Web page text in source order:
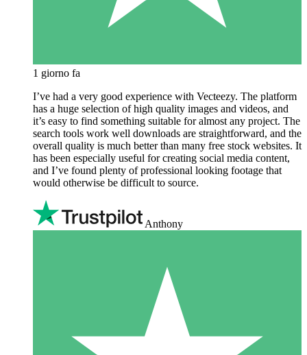
1 giorno fa
I’ve had a very good experience with Vecteezy. The platform
has a huge selection of high quality images and videos, and
it’s easy to find something suitable for almost any project. The
search tools work well downloads are straightforward, and the
overall quality is much better than many free stock websites. It
has been especially useful for creating social media content,
and I’ve found plenty of professional looking footage that
would otherwise be difficult to source.
Anthony